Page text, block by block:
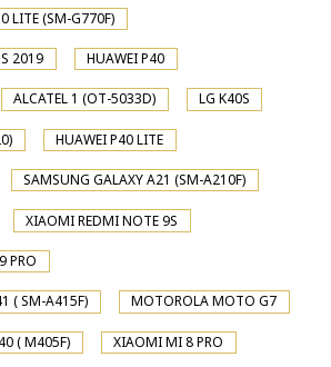
LITE (SM-G770F)
2019 HUAWEI P40
ALCATEL 1 (OT-5033D) LG K40S
HUAWEI P40 LITE
SAMSUNG GALAXY A21 (SM-A210F)
XIAOMI REDMI NOTE 9S
PRO
( SM-A415F) MOTOROLA MOTO G7
( M405F) XIAOMI MI 8 PRO